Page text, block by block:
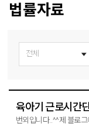
법률자료
육아기 근로시간
번외입니다..^^제 블로